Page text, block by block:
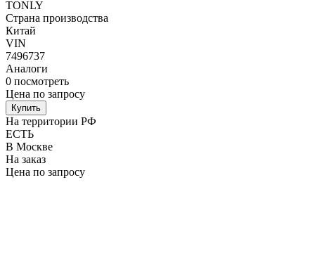
TONLY
Страна производства
Китай
VIN
7496737
Аналоги
0 посмотреть
Цена по запросу
Купить
На территории РФ
ЕСТЬ
В Москве
На заказ
Цена по запросу